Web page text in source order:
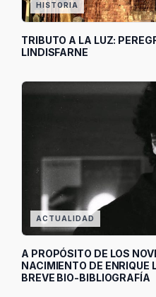
HISTORIA
TRIBUTO A LA LUZ:
LINDISFARNE
ACTUALIDAD
A PROPÓSITO DE LOS
NACIMIENTO DE
BREVE BIO-BIBLIOGRAFÍA